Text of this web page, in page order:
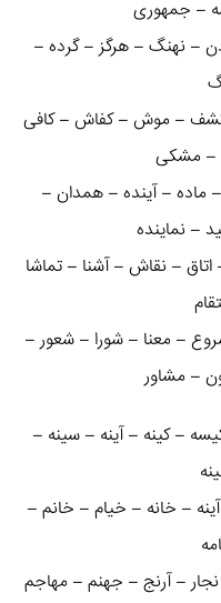
– جمهوری
– نهنگ – هرگز – گرده –
– موش – کفاش – کافی
– مشکی
– ماده – آینده – همدان –
– نماینده
– نقاش – آشنا – تماشا
– معنا – شورا – شعور –
– مشاور
– کینه – آینه – سینه –
– خانه – خیام – خانم –
– آرنج – جهنم – مهاجم